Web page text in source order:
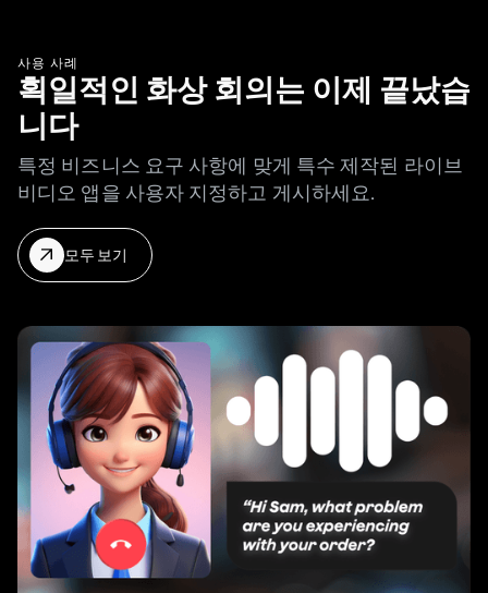
사용 사례
획일적인 화상 회의는 이제 끝났습
니다
특정 비즈니스 요구 사항에 맞게 특수 제작된 라이브
비디오 앱을 사용자 지정하고 게시하세요.
모두 보기